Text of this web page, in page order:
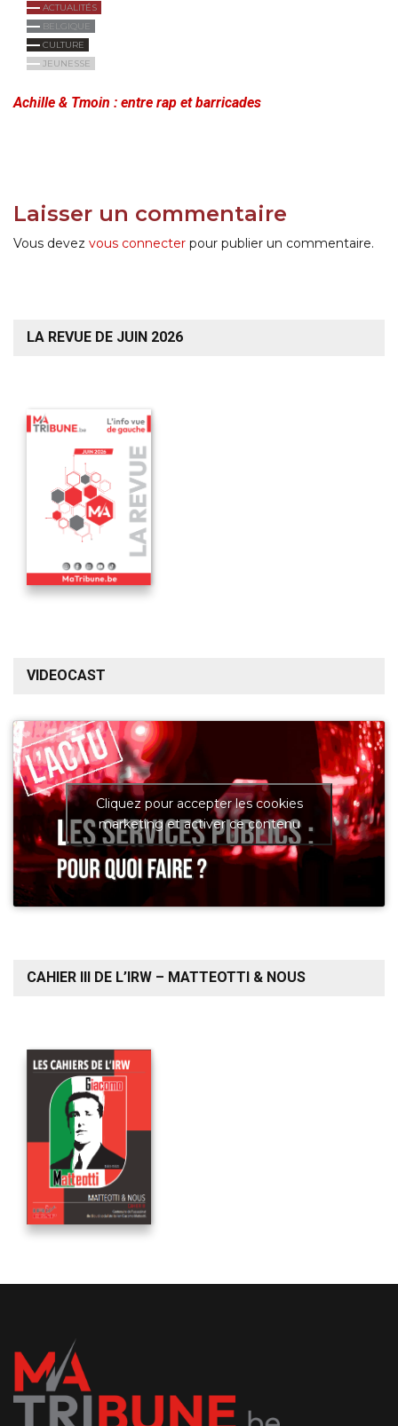
ACTUALITÉS
BELGIQUE
CULTURE
JEUNESSE
Achille & Tmoin : entre rap et barricades
Laisser un commentaire
Vous devez vous connecter pour publier un commentaire.
LA REVUE DE JUIN 2026
VIDEOCAST
Cliquez pour accepter les cookies
marketing et activer ce contenu
CAHIER III DE L’IRW – MATTEOTTI & NOUS